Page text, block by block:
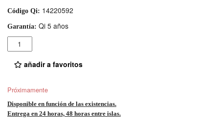
Código Qi: 14220592
Garantía: Qi 5 años
Cantidad
añadir a favoritos
Próximamente
Disponible en función de las existencias.
Entrega en 24 horas, 48 horas entre islas.